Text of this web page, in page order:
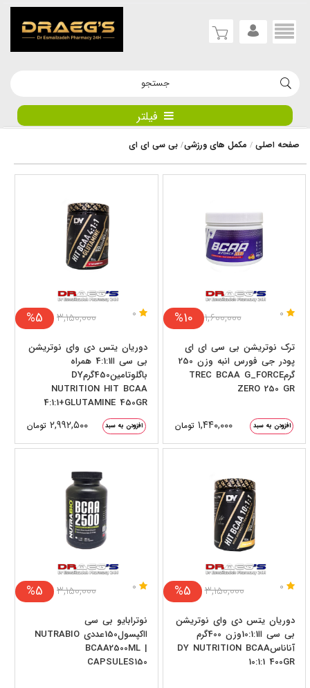
فیلتر
صفحه اصلی مکمل های ورزشی بی سی ای ای
0
%10 ۱,۶۰۰,۰۰۰
ترک نوتریشن بی سی ای ای
پودر جی فورس انبه وزن 250
گرمTREC BCAA G_FORCE
ZERO 250 GR
افزودن به سبد ۱,۴۴۰,۰۰۰ تومان
0
%5 ۳,۱۵۰,۰۰۰
دوریان یتس دی وای نوتریشن
بی سی اا4:1:1 همراه
باگلوتامین450گرمDY
NUTRITION HIT BCAA
4:1:1+GLUTAMINE 450GR
افزودن به سبد ۲,۹۹۲,۵۰۰ تومان
0
%5 ۳,۱۵۰,۰۰۰
دوریان یتس دی وای نوتریشن
بی سی اا10:1:1وزن 400گرم
آناناسDY NUTRITION BCAA
10:1:1 400GR
0
%5 ۳,۱۵۰,۰۰۰
نوترابایو بی سی
ااکپسول150عددی NUTRABIO
BCAA2500ML |
CAPSULES150